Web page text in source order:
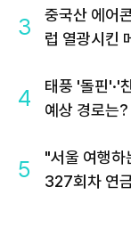
3
중국산 에어
럽 열광시킨
4
태풍 '돌핀'·'
예상 경로는?
5
"서울 여행
327회차 연